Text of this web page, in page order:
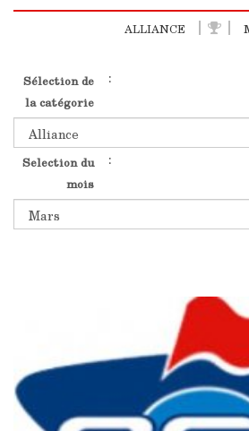
ALLIANCE
Sélection de
la catégorie
:
Selection du
mois
: